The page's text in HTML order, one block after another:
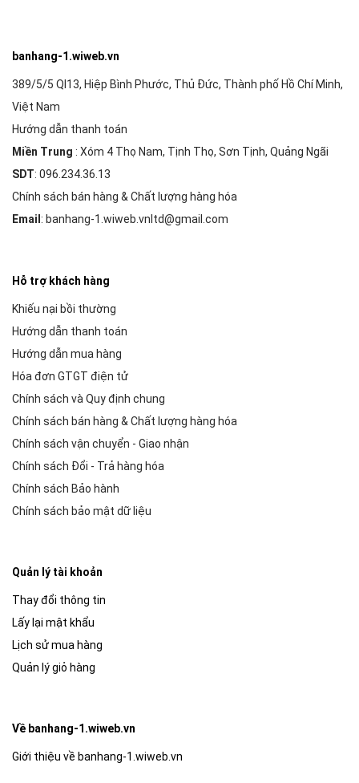
banhang-1.wiweb.vn
389/5/5 Ql13, Hiệp Bình Phước, Thủ Đức, Thành phố Hồ Chí Minh,
Việt Nam
Hướng dẫn thanh toán
Miền Trung : Xóm 4 Thọ Nam, Tịnh Thọ, Sơn Tịnh, Quảng Ngãi
SDT: 096.234.36.13
Chính sách bán hàng & Chất lượng hàng hóa
Email : banhang-1.wiweb.vnltd@gmail.com
Hỗ trợ khách hàng
Khiếu nại bồi thường
Hướng dẫn thanh toán
Hướng dẫn mua hàng
Hóa đơn GTGT điện tử
Chính sách và Quy định chung
Chính sách bán hàng & Chất lượng hàng hóa
Chính sách vận chuyển - Giao nhận
Chính sách Đổi - Trả hàng hóa
Chính sách Bảo hành
Chính sách bảo mật dữ liệu
Quản lý tài khoản
Thay đổi thông tin
Lấy lại mật khẩu
Lịch sử mua hàng
Quản lý giỏ hàng
Về banhang-1.wiweb.vn
Giới thiệu về banhang-1.wiweb.vn